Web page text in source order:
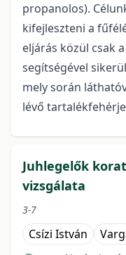
propanolos).
kifejleszteni a
eljárás közül csak
segítségével
mely során
lévő
Juhlegelők
vizsgálata
3-7
Csízi István